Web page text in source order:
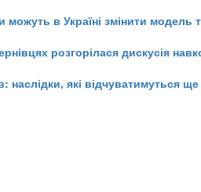
можуть в Україні змінити модель
розгорілася дискусія
наслідки, які відчуватимуться